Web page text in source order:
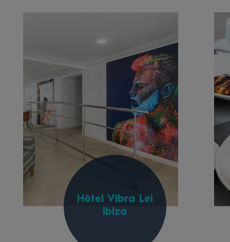
Hôtel Vibra Lei
Ibiza